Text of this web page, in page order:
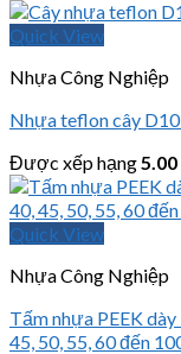
Quick View
Nhựa Công Nghiệp
Nhựa teflon cây
Được xếp hạng 5.00
Quick View
Nhựa Công Nghiệp
Tấm nhựa PEEK dày
45, 50, 55, 60 đến